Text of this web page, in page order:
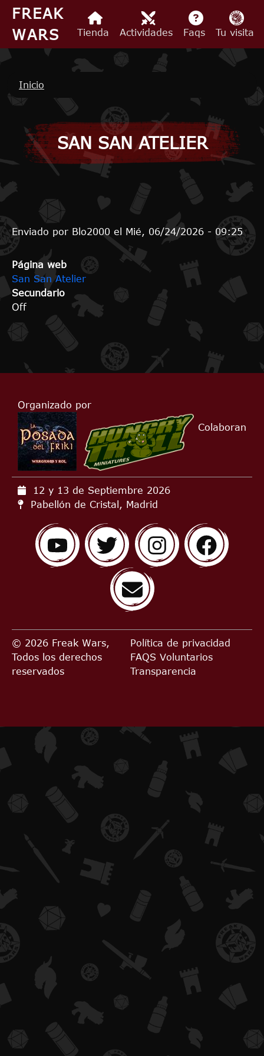
Pasar al contenido principal
FREAK
WARS
Tienda Actividades Faqs Tu visita
Ruta de navegación
Inicio
SAN SAN ATELIER
Enviado por Blo2000 el Mié, 06/24/2026 - 09:25
Página web
San San Atelier
Secundario
Off
Organizado por
Colaboran
12 y 13 de Septiembre 2026
Pabellón de Cristal, Madrid
© 2026 Freak Wars,
Todos los derechos
reservados
Política de privacidad
FAQS Voluntarios
Transparencia